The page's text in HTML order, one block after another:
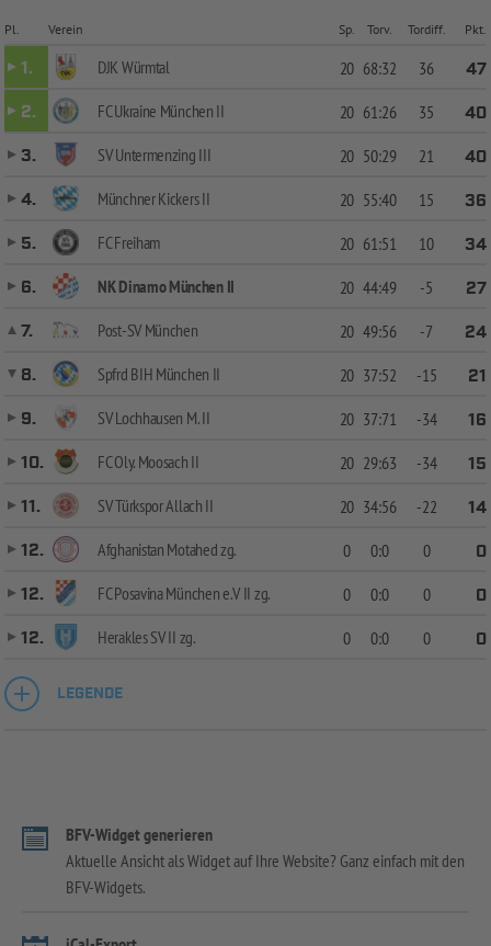
Pl. Verein Sp. Torv. Tordiff. Pkt.
1. DJK Würmtal 20 68:32 36
47
2.
FC Ukraine München II 20 61:26 35
40
3.
SV Untermenzing III 20 50:29 21
40
4.
Münchner Kickers II 20 55:40 15
36
5.
FC Freiham 20 61:51 10
34
6.
NK Dinamo München II 20 44:49 -5
27
7.
Post-SV München 20 49:56 -7
24
8.
Spfrd BIH München II 20 37:52 -15
21
9.
SV Lochhausen M. II 20 37:71 -34
16
10.
FC Oly. Moosach II 20 29:63 -34
15
11.
SV Türkspor Allach II 20 34:56 -22
14
12.
Afghanistan Motahed zg. 0 0:0 0
0
12.
FC Posavina München e.V II zg. 0 0:0 0
0
12.
Herakles SV II zg. 0 0:0 0 0
LEGENDE
BFV-Widget generieren
Aktuelle Ansicht als Widget auf Ihre Website? Ganz einfach mit den
BFV-Widgets.